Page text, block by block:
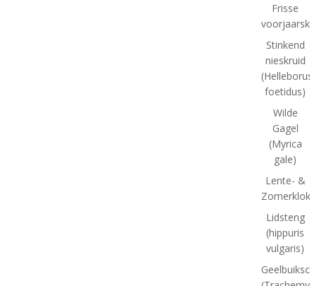
Frisse
Stinkend
nieskruid
(Helleborus
foetidus)
Wilde
Gagel
(Myrica
gale)
Lente- &
Lidsteng
(hippuris
vulgaris)